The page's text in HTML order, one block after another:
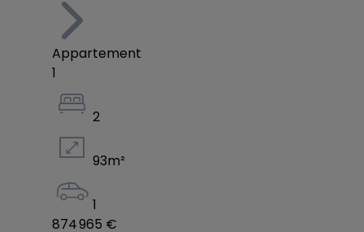
Appartement
1
2
93m²
1
874 965 €